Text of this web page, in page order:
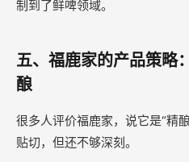
制到了鲜啤领域。
五、福鹿家的产品策略
酿
很多人评价福鹿家，说它是“精
贴切，但还不够深刻。